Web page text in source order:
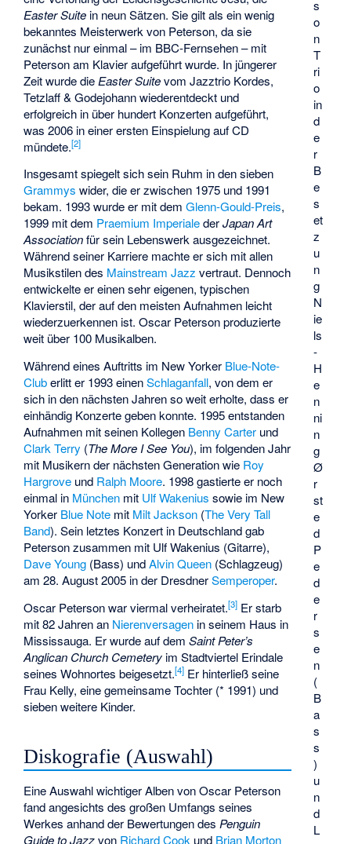
s
o
n
T
ri
o
in
d
e
r
B
e
s
et
z
u
n
g
N
ie
ls
-
H
e
n
ni
n
g
Ø
r
st
e
d
P
e
d
e
r
s
e
n
(
B
a
s
s
)
u
n
d
L
Easter Suite in neun Sätzen. Sie gilt als ein wenig
bekanntes Meisterwerk von Peterson, da sie
zunächst nur einmal – im BBC-Fernsehen – mit
Peterson am Klavier aufgeführt wurde. In jüngerer
Zeit wurde die Easter Suitevom Jazztrio Kordes,
Tetzlaff &Godejohannwiederentdeckt und
erfolgreich in über hundert Konzerten aufgeführt,
was 2006 in einer ersten Einspielung auf CD
mündete.[2]
Insgesamt spiegelt sich sein Ruhm in den sieben
Grammys wider, die er zwischen 1975 und 1991
bekam. 1993 wurde er mit demGlenn-Gould-Preis,
1999 mit dem Praemium ImperialederJapan Art
Associationfür sein Lebenswerk ausgezeichnet.
Während seiner Karriere machte er sich mit allen
Musikstilen des Mainstream Jazz vertraut. Dennoch
entwickelte er einen sehr eigenen, typischen
Klavierstil, der auf den meisten Aufnahmen leicht
wiederzuerkennen ist. Oscar Peterson produzierte
weit über 100 Musikalben.
Während eines Auftritts im New Yorker Blue-Note-
Cluberlitt er 1993 einenSchlaganfall, von dem er
sich in den nächsten Jahren so weit erholte, dass er
einhändig Konzerte geben konnte. 1995 entstanden
Aufnahmen mit seinen Kollegen Benny Carter und
Clark Terry (The More I See You), im folgenden Jahr
mit Musikern der nächsten Generation wie Roy
Hargrove und Ralph Moore. 1998 gastierte er noch
einmal in München mit Ulf Wakenius sowie im New
Yorker Blue Note mit Milt Jackson (The Very Tall
Band). Sein letztes Konzert in Deutschland gab
Peterson zusammen mit Ulf Wakenius (Gitarre),
Dave Young (Bass) undAlvin Queen (Schlagzeug)
am 28. August 2005 in der DresdnerSemperoper.
Oscar Peterson war viermal verheiratet.[3] Er starb
mit 82 Jahren an Nierenversagen in seinem Haus in
Mississauga. Er wurde auf demSaint Peter’s
Anglican Church Cemetery im Stadtviertel Erindale
seines Wohnortes beigesetzt.[4] Er hinterließ seine
Frau Kelly, eine gemeinsame Tochter (* 1991) und
sieben weitere Kinder.
Diskografie (Auswahl)
Eine Auswahl wichtiger Alben von Oscar Peterson
fand angesichts des großen Umfangs seines
Werkes anhand der Bewertungen des Penguin
Guide to Jazzvon Richard Cook und Brian Morton